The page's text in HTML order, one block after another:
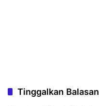
Tinggalkan Balasan